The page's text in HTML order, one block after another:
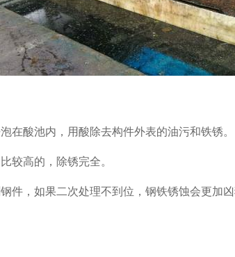
在酸池内，用酸除去构件外表的油污和铁锈。
较高的，除锈完全。
件，如果二次处理不到位，钢铁锈蚀会更加